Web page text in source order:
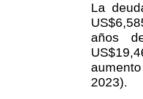
La
años
2023).